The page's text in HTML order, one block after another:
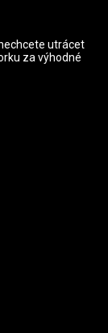
utrácet
za výhodné